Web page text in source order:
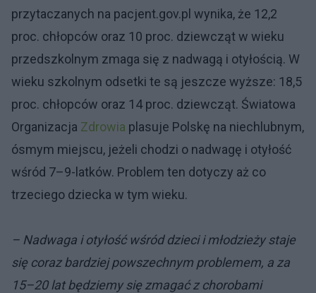
przytaczanych na pacjent.gov.pl wynika, że 12,2
proc. chłopców oraz 10 proc. dziewcząt w wieku
przedszkolnym zmaga się z nadwagą i otyłością. W
wieku szkolnym odsetki te są jeszcze wyższe: 18,5
proc. chłopców oraz 14 proc. dziewcząt. Światowa
Organizacja Zdrowia plasuje Polskę na niechlubnym,
ósmym miejscu, jeżeli chodzi o nadwagę i otyłość
wśród 7–9-latków. Problem ten dotyczy aż co
trzeciego dziecka w tym wieku.
– Nadwaga i otyłość wśród dzieci i młodzieży staje
się coraz bardziej powszechnym problemem, a za
15–20 lat będziemy się zmagać z chorobami